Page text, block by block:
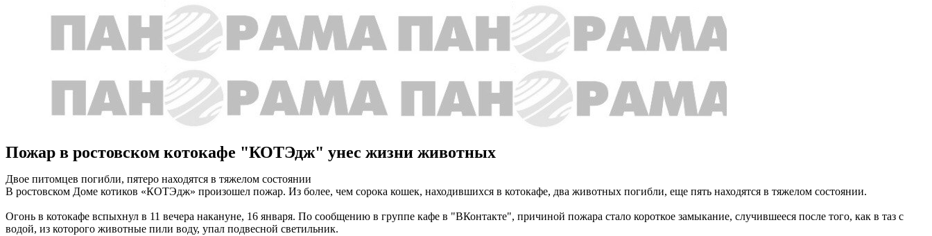
Пожар в ростовском котокафе "КОТЭдж" унес жизни животных
Двое питомцев погибли, пятеро находятся в тяжелом состоянии
В ростовском Доме котиков «КОТЭдж» произошел пожар. Из более, чем сорока кошек, находившихся в котокафе, два животных погибли, еще пять находятся в тяжелом состоянии.
Огонь в котокафе вспыхнул в 11 вечера накануне, 16 января. По сообщению в группе кафе в "ВКонтакте", причиной пожара стало короткое замыкание, случившееся после того, как в таз с
водой, из которого животные пили воду, упал подвесной светильник.